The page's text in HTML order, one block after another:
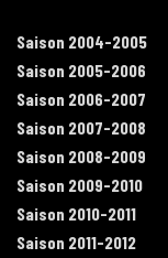
Saison 2004-2005
Saison 2005-2006
Saison 2006-2007
Saison 2007-2008
Saison 2008-2009
Saison 2009-2010
Saison 2010-2011
Saison 2011-2012